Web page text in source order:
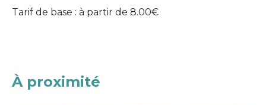
Tarif de base : à partir de 8.00€
À proximité